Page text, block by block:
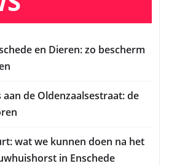
en Dieren: zo bescherm
de Oldenzaalsestraat: de
wat we kunnen doen na het
in Enschede